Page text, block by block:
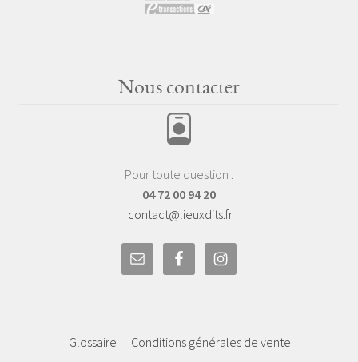
Nous contacter
Pour toute question :
04 72 00 94 20
contact@lieuxdits.fr
Glossaire Conditions générales de vente